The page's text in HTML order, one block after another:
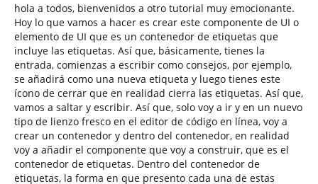
hola a todos, bienvenidos a otro tutorial muy emocionante.
Hoy lo que vamos a hacer es crear este componente de UI o
elemento de UI que es un contenedor de etiquetas que
incluye las etiquetas. Así que, básicamente, tienes la
entrada, comienzas a escribir como consejos, por ejemplo,
se añadirá como una nueva etiqueta y luego tienes este
ícono de cerrar que en realidad cierra las etiquetas. Así que,
vamos a saltar y escribir. Así que, solo voy a ir y en un nuevo
tipo de lienzo fresco en el editor de código en línea, voy a
crear un contenedor y dentro del contenedor, en realidad
voy a añadir el componente que voy a construir, que es el
contenedor de etiquetas. Dentro del contenedor de
etiquetas, la forma en que presento cada una de estas